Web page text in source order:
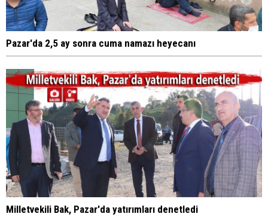
Pazar'da 2,5 ay sonra cuma namazı heyecanı
Milletvekili Bak, Pazar'da yatırımları denetledi